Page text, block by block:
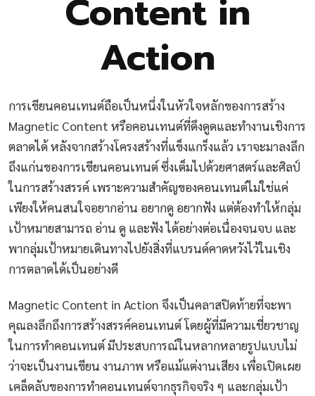
Content in
Action
การเขียนคอนเทนต์ถือเป็นหนึ่งในหัวใจหลักของการสร้าง
Magnetic Content หรือคอนเทนต์ที่ดึงดูดและทำงานเชิงการ
ตลาดได้ หลังจากสร้างโครงสร้างที่แข็งแกร็งแล้ว เราจะมาลงลึก
ถึงแก่นของการเขียนคอนเทนต์ ซึ่งเต็มไปด้วยศาสตร์และศิลป์
ในการสร้างสรรค์ เพราะความสำคัญของคอนเทนต์ไม่ใช่แค่
เพียงให้คนสนใจอยากอ่าน อยากดู อยากฟัง แต่ต้องทำให้กลุ่ม
เป้าหมายสามารถ อ่าน ดู และฟัง ได้อย่างต่อเนื่องจนจบ และ
พากลุ่มเป้าหมายเดินทางไปยังสิ่งที่แบรนด์คาดหวังไว้ในเชิง
การตลาดได้เป็นอย่างดี
Magnetic Content in Action จึงเป็นคลาสปิดท้ายที่จะพา
คุณลงลึกถึงการสร้างสรรค์คอนเทนต์ โดยผู้ที่มีความเชี่ยวชาญ
ในการทำคอนเทนต์ มีประสบการณ์ในหลากหลายรูปแบบไม่
ว่าจะเป็นงานเขียน งานภาพ หรือแม้แต่งานเสียง เพื่อเปิดเผย
เคล็ดลับของการทำคอนเทนต์จากธุรกิจจริง ๆ และกลุ่มเป้า